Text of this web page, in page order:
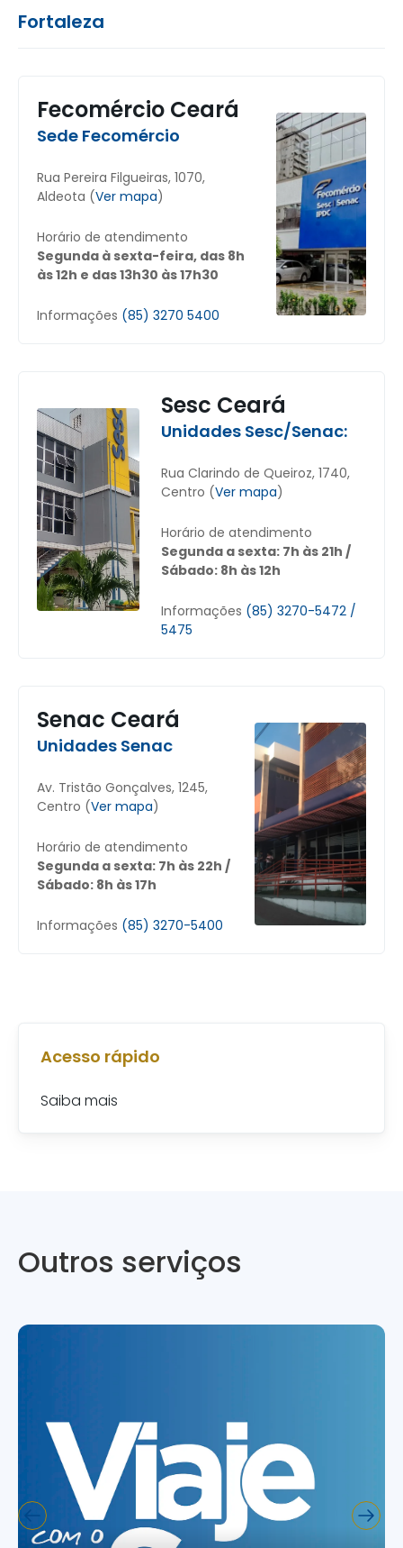
Fortaleza
Fecomércio Ceará
Sede Fecomércio
Rua Pereira Filgueiras, 1070,
Aldeota (Ver mapa)
Horário de atendimento
Segunda à sexta-feira, das 8h
às 12h e das 13h30 às 17h30
Informações (85) 3270 5400
Sesc Ceará
Unidades Sesc/Senac:
Rua Clarindo de Queiroz, 1740,
Centro (Ver mapa)
Horário de atendimento
Segunda a sexta: 7h às 21h /
Sábado: 8h às 12h
Informações (85) 3270-5472 /
5475
Senac Ceará
Unidades Senac
Av. Tristão Gonçalves, 1245,
Centro (Ver mapa)
Horário de atendimento
Segunda a sexta: 7h às 22h /
Sábado: 8h às 17h
Informações (85) 3270-5400
Acesso rápido
Saiba mais
Outros serviços